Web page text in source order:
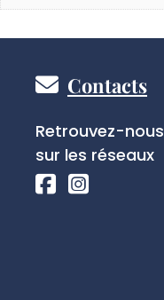
Pied
de
page
Contacts
Réseaux
sociaux
Retrouvez-nous
sur les réseaux